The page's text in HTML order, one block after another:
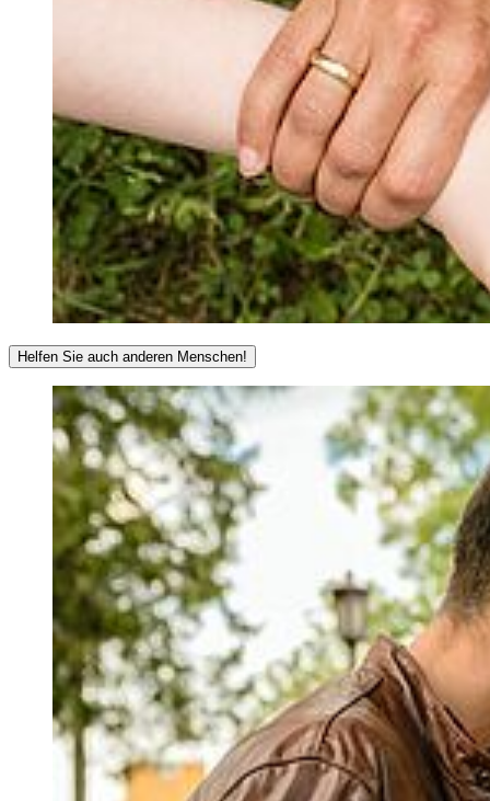
Helfen Sie auch anderen Menschen!
Aus der Forschung wissen wir, dass sich Unterstützung nicht nur
positiv auf denjenigen auswirkt, der unterstützt wird. Auch bei den
Helfenden stellen sich schnell positive Gefühle ein, die u.a. daraus
resultieren, dass wir etwas Sinnvolles tun. Übrigens tun Sie ja schon
etwas sehr Sinnvolles, wenn Sie soziale Distanz einhalten: Sie
zeigen dadurch große soziale Verantwortung und retten
Menschenleben. Machen Sie sich das immer wieder klar! Zudem
können Sie überlegen, wem Sie noch helfen könnten. Gerade für
ältere Menschen und Personen mit Vorerkrankungen ist es nun
besonders wichtig, sich in dieser Situation nicht alleingelassen zu
fühlen. Ein Anruf, eine Nachricht oder ein Brief können viel
bewirken und die Botschaft „Du bist nicht allein“ vermitteln. In
vielen Nachbarschaften gibt es zurzeit ja erfreulicher Weise eine
Welle der Solidarität mit gegenseitiger Unterstützung, etwa das
Angebot an ältere Nachbarn, Einkäufe oder Besorgungen zu
übernehmen. Auch ist es eine höchst sinnstiftende Tat, im Rahmen
von Corona-Nothilfen Geld zu spenden oder Patenschaften zu
übernehmen, beispielsweise für Kinder in Not, die sich selbst nicht
helfen können. Gerade zusammen können wir so viel Gutes tun und
auch das Gefühl bekommen, dass wir der Krise nicht hilflos
ausgeliefert sind.